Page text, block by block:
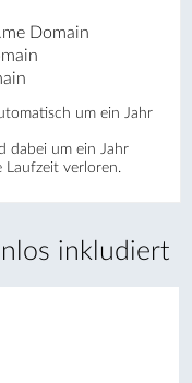
inkludiert
Domain
um ein Jahr
dabei um ein Jahr
Laufzeit verloren.